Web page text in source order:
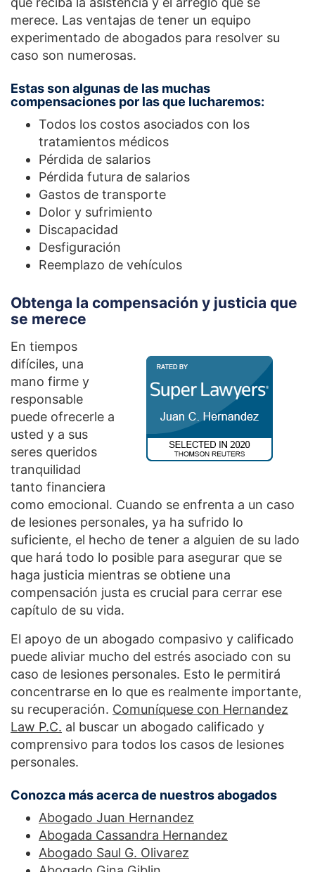
merece. Las ventajas de tener un equipo
experimentado de abogados para resolver su
caso son numerosas.
Estas son algunas de las muchas
compensaciones por las que lucharemos:
Todos los costos asociados con los
tratamientos médicos
Pérdida de salarios
Pérdida futura de salarios
Gastos de transporte
Dolor y sufrimiento
Discapacidad
Desfiguración
Reemplazo de vehículos
Obtenga la compensación y justicia que
se merece
En tiempos
difíciles, una
mano firme y
responsable
puede ofrecerle a
usted y a sus
seres queridos
tranquilidad
tanto financiera
como emocional. Cuando se enfrenta a un caso
de lesiones personales, ya ha sufrido lo
suficiente, el hecho de tener a alguien de su lado
que hará todo lo posible para asegurar que se
haga justicia mientras se obtiene una
compensación justa es crucial para cerrar ese
capítulo de su vida.
El apoyo de un abogado compasivo y calificado
puede aliviar mucho del estrés asociado con su
caso de lesiones personales. Esto le permitirá
concentrarse en lo que es realmente importante,
su recuperación. Comuníquese con Hernandez
Law P.C. al buscar un abogado calificado y
comprensivo para todos los casos de lesiones
personales.
Conozca más acerca de nuestros abogados
Abogado Juan Hernandez
Abogada Cassandra Hernandez
Abogado Saul G. Olivarez